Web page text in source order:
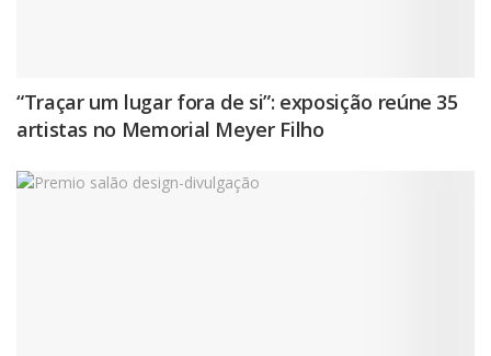
“Traçar um lugar fora de si”: exposição reúne 35
artistas no Memorial Meyer Filho